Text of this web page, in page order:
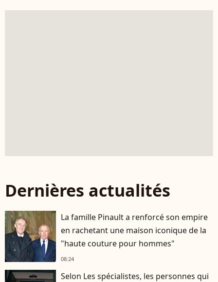
Dernières actualités
La famille Pinault a renforcé son empire
en rachetant une maison iconique de la
"haute couture pour hommes"
08:24
Selon Les spécialistes, les personnes qui